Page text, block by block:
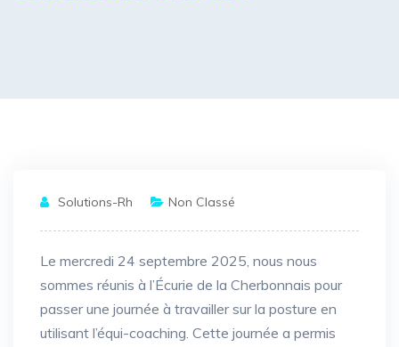
Solutions-Rh Non Classé
Le mercredi 24 septembre 2025, nous nous
sommes réunis à l’Écurie de la Cherbonnais pour
passer une journée à travailler sur la posture en
utilisant l’équi-coaching. Cette journée a permis